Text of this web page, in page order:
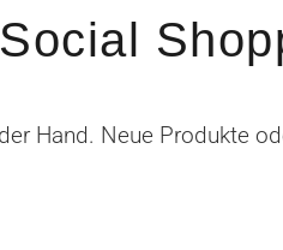
Hand. Neue Produkte